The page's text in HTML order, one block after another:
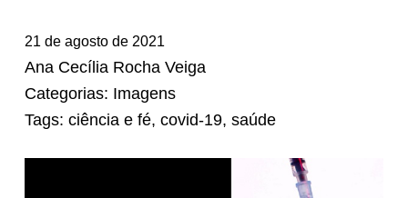
21 de agosto de 2021
Ana Cecília Rocha Veiga
Categorias: Imagens
Tags: ciência e fé, covid-19, saúde